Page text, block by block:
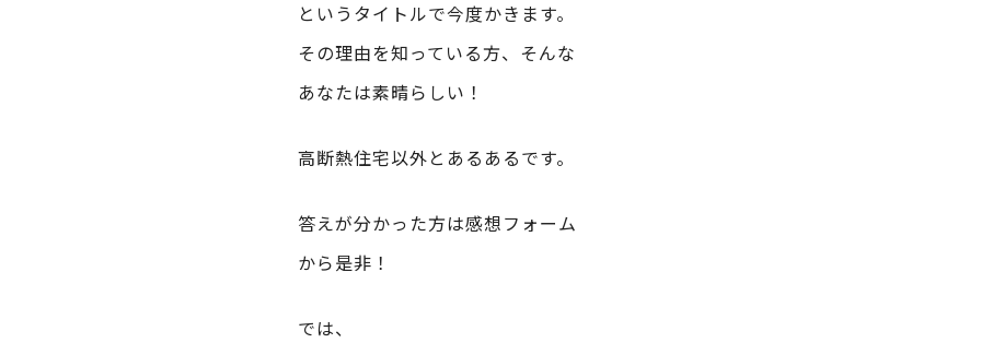
というタイトルで今度かきます。
その理由を知っている方、そんな
あなたは素晴らしい！
高断熱住宅以外とあるあるです。
答えが分かった方は感想フォーム
から是非！
では、